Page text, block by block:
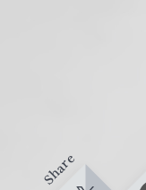
Share